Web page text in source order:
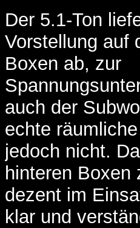
Der 5.1-Ton
Vorstellung auf
Boxen ab, zur
auch der
echte
jedoch nicht.
hinteren Boxen
dezent im
klar und